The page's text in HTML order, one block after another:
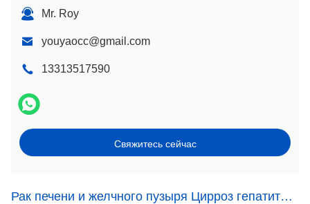
Mr. Roy
youyaocc@gmail.com
13313517590
Свяжитесь сейчас
Рак печени и желчного пузыря Цирроз гепатита